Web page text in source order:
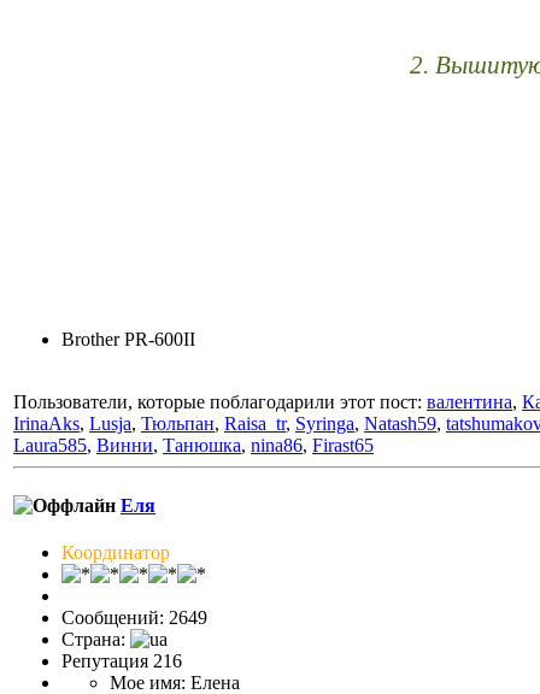
2. Вышитую
Brother PR-600II
Пользователи, которые поблагодарили этот пост: валентина,
IrinaAks, Lusja, Тюльпан, Raisa_tr, Syringa, Natash59,
Laura585, Винни, Танюшка, nina86, Firast65
Еля
Координатор
Сообщений: 2649
Страна:
Репутация 216
Мое имя: Елена